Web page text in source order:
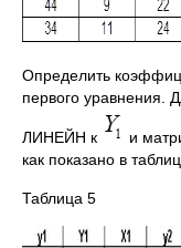
Определить
первого уравнения.
ЛИНЕЙН к и
как показано в
Таблица 5